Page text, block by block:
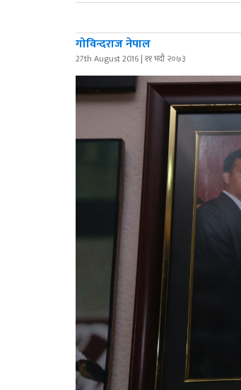
गोविन्दराज नेपाल
27th August 2016 | ११ भदौ २०७३